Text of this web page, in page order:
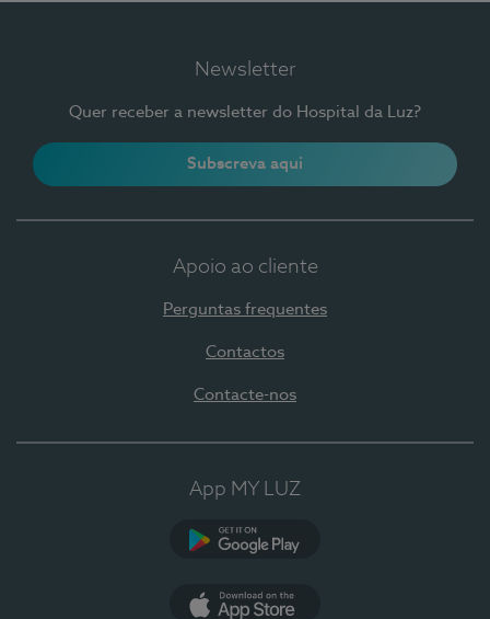
Newsletter
Quer receber a newsletter do Hospital da Luz?
Subscreva aqui
Apoio ao cliente
Perguntas frequentes
Contactos
Contacte-nos
App MY LUZ